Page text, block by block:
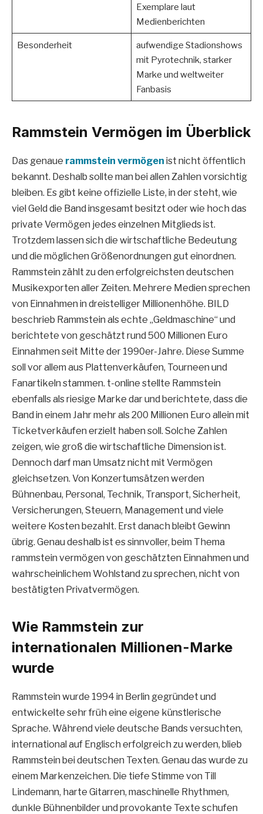
Exemplare laut
Medienberichten
Besonderheit
aufwendige Stadionshows
mit Pyrotechnik, starker
Marke und weltweiter
Fanbasis
Rammstein Vermögen im Überblick
Das genaue rammstein vermögen ist nicht öffentlich
bekannt. Deshalb sollte man bei allen Zahlen vorsichtig
bleiben. Es gibt keine offizielle Liste, in der steht, wie
viel Geld die Band insgesamt besitzt oder wie hoch das
private Vermögen jedes einzelnen Mitglieds ist.
Trotzdem lassen sich die wirtschaftliche Bedeutung
und die möglichen Größenordnungen gut einordnen.
Rammstein zählt zu den erfolgreichsten deutschen
Musikexporten aller Zeiten. Mehrere Medien sprechen
von Einnahmen in dreistelliger Millionenhöhe. BILD
beschrieb Rammstein als echte „Geldmaschine“ und
berichtete von geschätzt rund 500 Millionen Euro
Einnahmen seit Mitte der 1990er-Jahre. Diese Summe
soll vor allem aus Plattenverkäufen, Tourneen und
Fanartikeln stammen. t-online stellte Rammstein
ebenfalls als riesige Marke dar und berichtete, dass die
Band in einem Jahr mehr als 200 Millionen Euro allein mit
Ticketverkäufen erzielt haben soll. Solche Zahlen
zeigen, wie groß die wirtschaftliche Dimension ist.
Dennoch darf man Umsatz nicht mit Vermögen
gleichsetzen. Von Konzertumsätzen werden
Bühnenbau, Personal, Technik, Transport, Sicherheit,
Versicherungen, Steuern, Management und viele
weitere Kosten bezahlt. Erst danach bleibt Gewinn
übrig. Genau deshalb ist es sinnvoller, beim Thema
rammstein vermögen von geschätzten Einnahmen und
wahrscheinlichem Wohlstand zu sprechen, nicht von
bestätigten Privatvermögen.
Wie Rammstein zur
internationalen Millionen-Marke
wurde
Rammstein wurde 1994 in Berlin gegründet und
entwickelte sehr früh eine eigene künstlerische
Sprache. Während viele deutsche Bands versuchten,
international auf Englisch erfolgreich zu werden, blieb
Rammstein bei deutschen Texten. Genau das wurde zu
einem Markenzeichen. Die tiefe Stimme von Till
Lindemann, harte Gitarren, maschinelle Rhythmen,
dunkle Bühnenbilder und provokante Texte schufen